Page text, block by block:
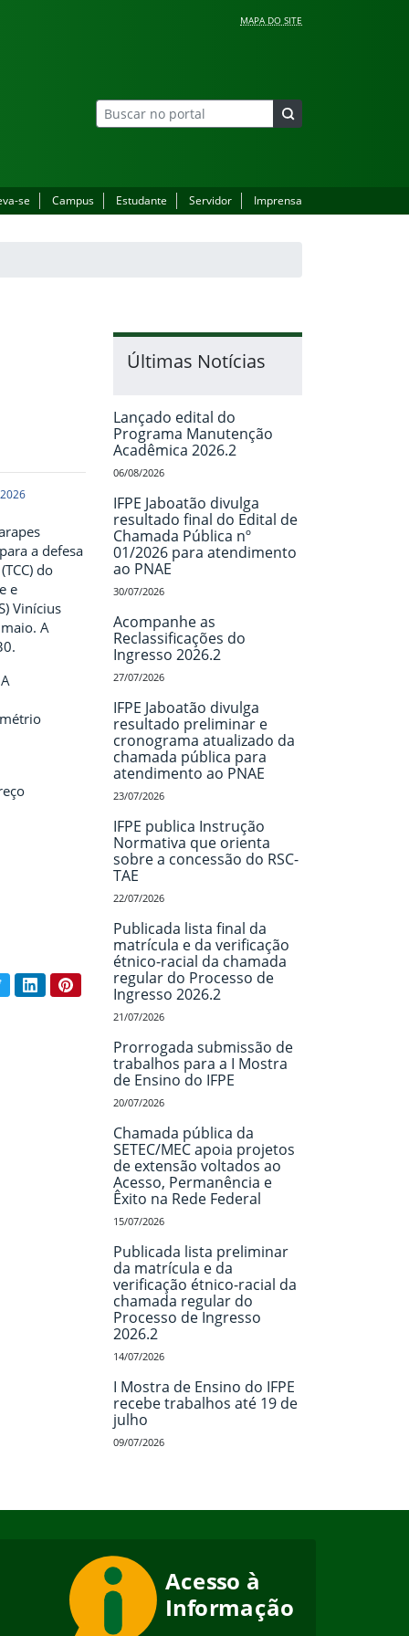
MAPA DO SITE
se Campus Estudante Servidor Imprensa
a defesa
do
e
Vinícius
A
conteúdo:
TwitterLinkedInPinterest
Últimas Notícias
Lançado edital do
Programa Manutenção
Acadêmica 2026.2
06/08/2026
IFPE Jaboatão divulga
resultado final do Edital de
Chamada Pública nº
01/2026 para atendimento
ao PNAE
30/07/2026
Acompanhe as
Reclassificações do
Ingresso 2026.2
27/07/2026
IFPE Jaboatão divulga
resultado preliminar e
cronograma atualizado da
chamada pública para
atendimento ao PNAE
23/07/2026
IFPE publica Instrução
Normativa que orienta
sobre a concessão do RSC-
TAE
22/07/2026
Publicada lista final da
matrícula e da verificação
étnico-racial da chamada
regular do Processo de
Ingresso 2026.2
21/07/2026
Prorrogada submissão de
trabalhos para a I Mostra
de Ensino do IFPE
20/07/2026
Chamada pública da
SETEC/MEC apoia projetos
de extensão voltados ao
Acesso, Permanência e
Êxito na Rede Federal
15/07/2026
Publicada lista preliminar
da matrícula e da
verificação étnico-racial da
chamada regular do
Processo de Ingresso
2026.2
14/07/2026
I Mostra de Ensino do IFPE
recebe trabalhos até 19 de
julho
09/07/2026